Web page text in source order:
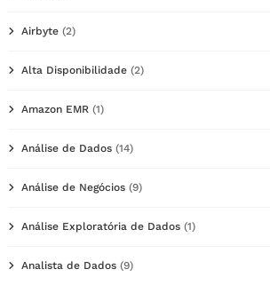
Airbyte (2)
Alta Disponibilidade (2)
Amazon EMR (1)
Análise de Dados (14)
Análise de Negócios (9)
Análise Exploratória de Dados (1)
Analista de Dados (9)